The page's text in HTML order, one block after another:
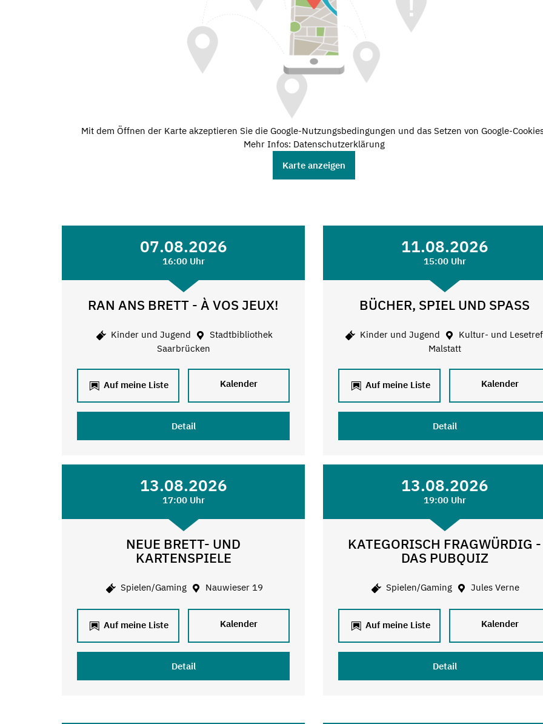
Mit dem Öffnen der Karte akzeptieren Sie die Google-Nutzungsbedingungen und das Setzen von Google-
Mehr Infos: Datenschutzerklärung
Karte anzeigen
07.08.2026
16:00 Uhr
RAN ANS BRETT - À VOS JEUX!
Kinder und Jugend
Stadtbibliothek
Saarbrücken
Auf meine Liste Kalender
Detail
11.08.2026
15:00 Uhr
BÜCHER, SPIEL UND SPASS
Kinder und Jugend
Kultur- und
Malstatt
Auf meine Liste Kalender
Detail
13.08.2026
17:00 Uhr
NEUE BRETT- UND
KARTENSPIELE
Spielen/Gaming Nauwieser 19
Auf meine Liste Kalender
Detail
13.08.2026
19:00 Uhr
KATEGORISCH FRAGWÜRDIG -
DAS PUBQUIZ
Spielen/Gaming Jules Verne
Auf meine Liste Kalender
Detail